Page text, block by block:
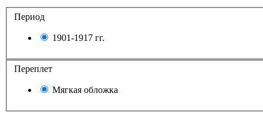
Период
1901-1917 гг.
Переплет
Мягкая обложка